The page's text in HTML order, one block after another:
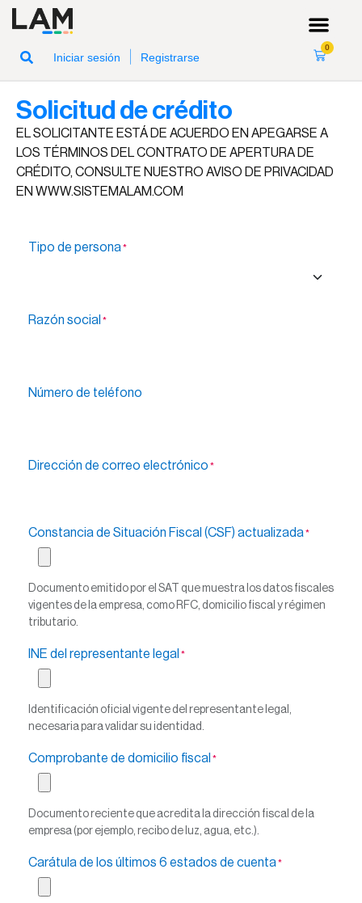
Iniciar sesión Registrarse
0
Solicitud de crédito
EL SOLICITANTE ESTÁ DE ACUERDO EN APEGARSE A
LOS TÉRMINOS DEL CONTRATO DE APERTURA DE
CRÉDITO, CONSULTE NUESTRO AVISO DE PRIVACIDAD
EN WWW.SISTEMALAM.COM